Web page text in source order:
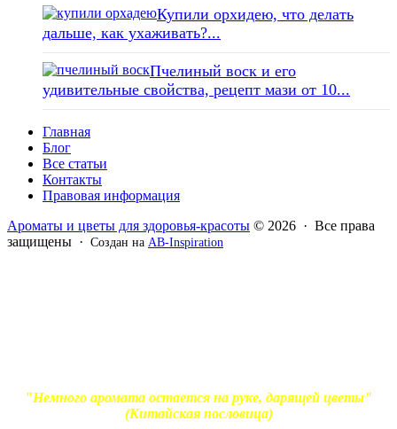
Купили орхидею, что делать
дальше, как ухаживать?...
Пчелиный воск и его
удивительные свойства, рецепт мази от 10...
Главная
Блог
Все статьи
Контакты
Правовая информация
Ароматы и цветы для здоровья-красоты © 2026 · Все права
защищены · Создан на AB-Inspiration
"Немного аромата остается на руке, дарящей цветы"
(Китайская пословица)